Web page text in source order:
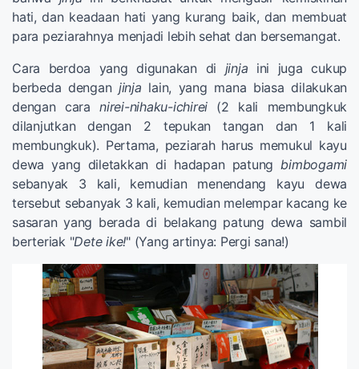
hati, dan keadaan hati yang kurang baik, dan membuat
para peziarahnya menjadi lebih sehat dan bersemangat.
Cara berdoa yang digunakan di jinja ini juga cukup
berbeda dengan jinja lain, yang mana biasa dilakukan
dengan caranirei-nihaku-ichirei (2 kali membungkuk
dilanjutkan dengan 2 tepukan tangan dan 1 kali
membungkuk). Pertama, peziarah harus memukul kayu
dewa yang diletakkan di hadapan patungbimbogami
sebanyak 3 kali, kemudian menendang kayu dewa
tersebut sebanyak 3 kali, kemudian melempar kacang ke
sasaran yang berada di belakang patung dewa sambil
berteriak "Dete ike!" (Yang artinya: Pergi sana!)